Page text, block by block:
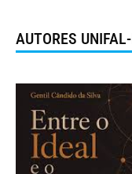
AUTORES